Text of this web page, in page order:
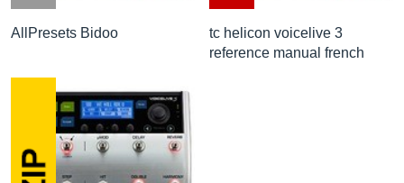
Rhythmic
Recreates classic sounds from early “blackface” amps
Rhythmic Effects
Rhythmic
Full Rhythmic effects for guitar. Chopper, panner etc.
AllPresets Bidoo
tc helicon voicelive 3
reference manual french